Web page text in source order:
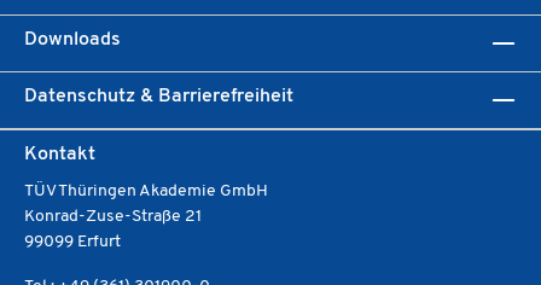
Downloads
Datenschutz & Barrierefreiheit
Kontakt
TÜV Thüringen Akademie GmbH
Konrad-Zuse-Straße 21
99099 Erfurt